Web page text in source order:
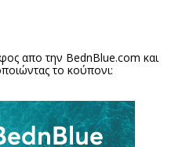
απο την BednBlue.com και
το κούπονι: